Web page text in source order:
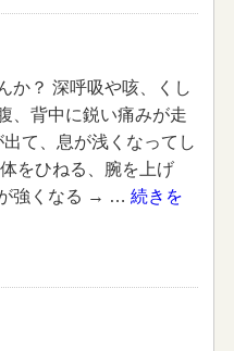
か？ 深呼吸や咳、くし
、背中に鋭い痛みが走
て、息が浅くなってし
をひねる、腕を上げ
強くなる → … 続きを